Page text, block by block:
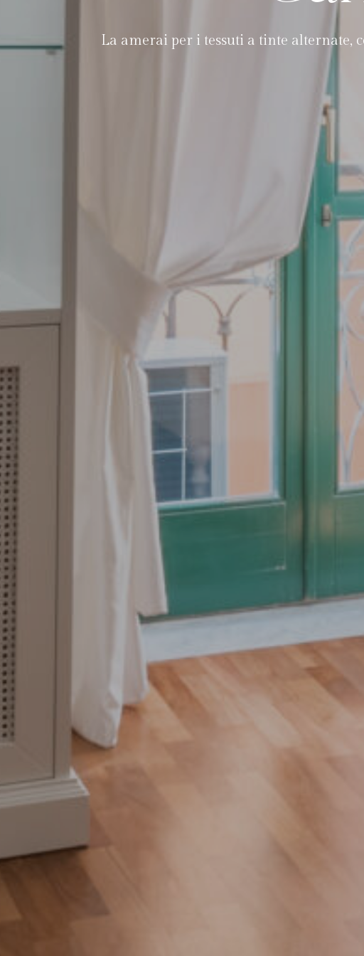
La amerai per i tessuti a tinte